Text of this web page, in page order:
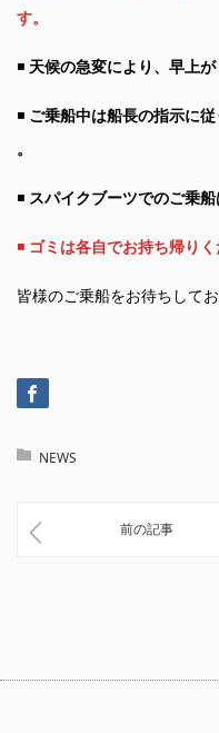
す。
◾️ 天候の急変により、早上が
◾️ ご乗船中は船長の指示に
。
◾️ スパイクブーツでのご乗船
◾️ ゴミは各自でお持ち帰りく
皆様のご乗船をお待ちしてお
NEWS
前の記事